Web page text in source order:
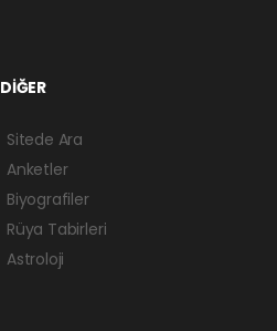
DİĞER
Sitede Ara
Anketler
Biyografiler
Rüya Tabirleri
Astroloji